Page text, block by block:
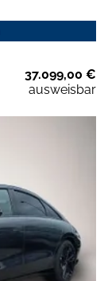
37.099,00 €
ausweisbar